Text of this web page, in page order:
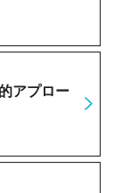
アプロー